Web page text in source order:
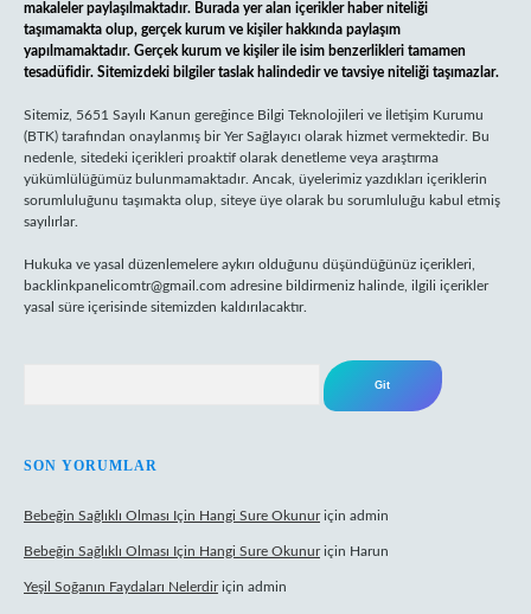
makaleler paylaşılmaktadır. Burada yer alan içerikler haber niteliği
taşımamakta olup, gerçek kurum ve kişiler hakkında paylaşım
yapılmamaktadır. Gerçek kurum ve kişiler ile isim benzerlikleri tamamen
tesadüfidir. Sitemizdeki bilgiler taslak halindedir ve tavsiye niteliği taşımazlar.
Sitemiz, 5651 Sayılı Kanun gereğince Bilgi Teknolojileri ve İletişim Kurumu
(BTK) tarafından onaylanmış bir Yer Sağlayıcı olarak hizmet vermektedir. Bu
nedenle, sitedeki içerikleri proaktif olarak denetleme veya araştırma
yükümlülüğümüz bulunmamaktadır. Ancak, üyelerimiz yazdıkları içeriklerin
sorumluluğunu taşımakta olup, siteye üye olarak bu sorumluluğu kabul etmiş
sayılırlar.
Hukuka ve yasal düzenlemelere aykırı olduğunu düşündüğünüz içerikleri,
backlinkpanelicomtr@gmail.com adresine bildirmeniz halinde, ilgili içerikler
yasal süre içerisinde sitemizden kaldırılacaktır.
SON YORUMLAR
Bebeğin Sağlıklı Olması Için Hangi Sure Okunuriçin admin
Bebeğin Sağlıklı Olması Için Hangi Sure Okunuriçin Harun
Yeşil Soğanın Faydaları Nelerdiriçin admin